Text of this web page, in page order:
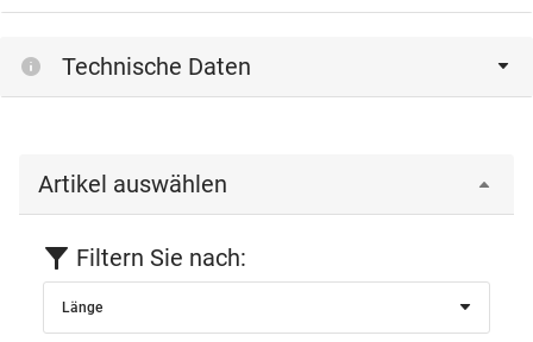
Technische Daten
Artikel auswählen
Filtern Sie nach:
Länge